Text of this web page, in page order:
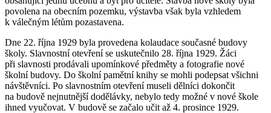
povolena na obecním pozemku, výstavba však byla vzhledem
k válečným létům pozastavena.
Dne 22. října 1929 byla provedena kolaudace současné budovy
školy. Slavnostní otevření se uskutečnilo 28. října 1929. Žáci
při slavnosti prodávali upomínkové předměty a fotografie nové
školní budovy. Do školní pamětní knihy se mohli podepsat všichni
návštěvníci. Po slavnostním otevření museli dělníci dokončit
na budově nejnutnější dodělávky, nebylo tedy možné v nové škole
ihned vyučovat. V budově se začalo učit až 4. prosince 1929.